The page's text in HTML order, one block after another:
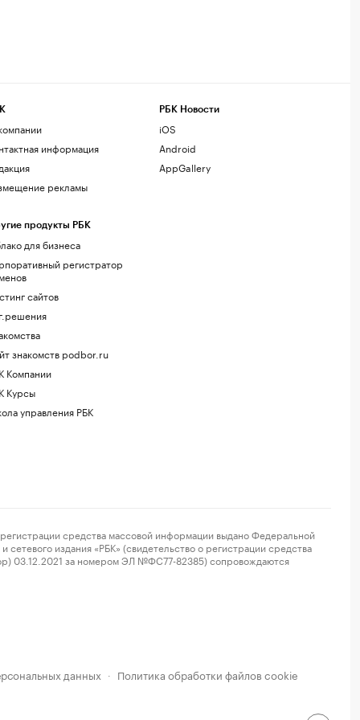
информация
рекламы
продукты РБК
для бизнеса
регистратор
сайтов
знакомств podbor.ru
Компании
Курсы
управления РБК
РБК Новости
iOS
Android
AppGallery
средства массовой информации выдано Федеральной
издания «РБК» (свидетельство о регистрации средства
03.12.2021 за номером ЭЛ №ФС77-82385) сопровождаются
данных · Политика обработки файлов cookie